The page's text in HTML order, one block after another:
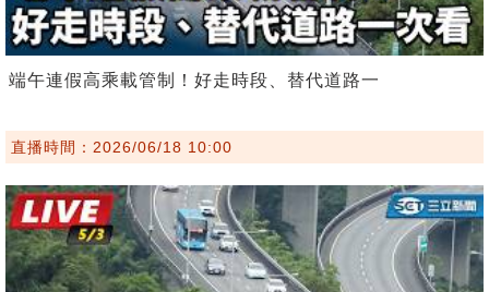
端午連假高乘載管制！好走時段、替代道路一
直播時間：2026/06/18 10:00